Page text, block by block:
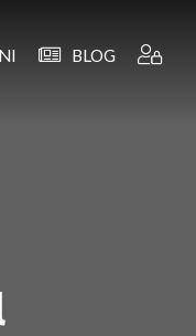
BLOG